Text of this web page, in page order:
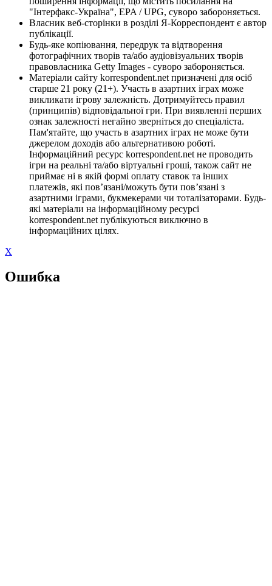
"Інтерфакс-Україна", EPA / UPG, суворо забороняється.
Власник веб-сторінки в розділі Я-Корреспондент є автор
публікації.
Будь-яке копіювання, передрук та відтворення
фотографічних творів та/або аудіовізуальних творів
правовласника Getty Images - суворо забороняється.
Матеріали сайту korrespondent.net призначені для осіб
старше 21 року (21+). Участь в азартних іграх може
викликати ігрову залежність. Дотримуйтесь правил
(принципів) відповідальної гри. При виявленні перших
ознак залежності негайно зверніться до спеціаліста.
Пам'ятайте, що участь в азартних іграх не може бути
джерелом доходів або альтернативою роботі.
Інформаційний ресурс korrespondent.net не проводить
ігри на реальні та/або віртуальні гроші, також сайт не
приймає ні в якій формі оплату ставок та інших
платежів, які пов’язані/можуть бути пов’язані з
азартними іграми, букмекерами чи тоталізаторами. Будь-
які матеріали на інформаційному ресурсі
korrespondent.net публікуються виключно в
інформаційних цілях.
X
Ошибка